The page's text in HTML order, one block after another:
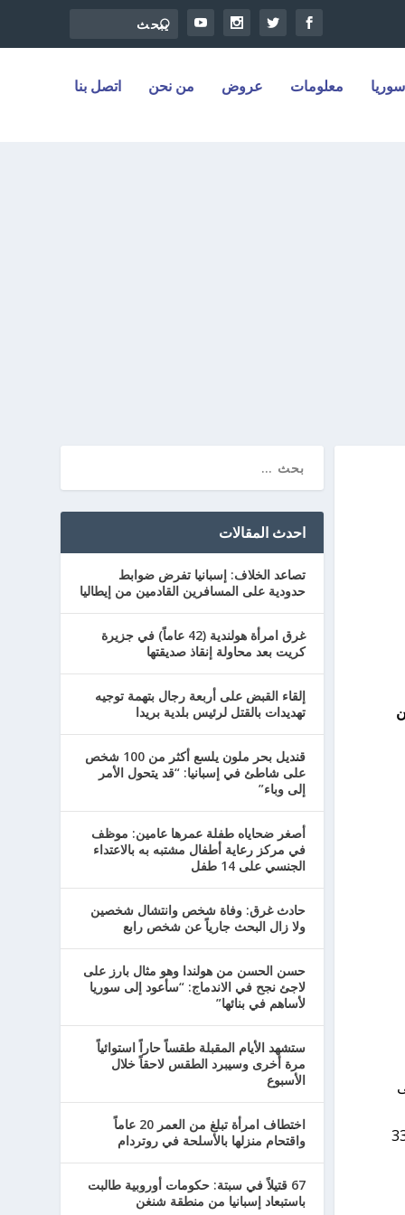
معلومات عروض من نحن اتصل بنا
ممتحن آخر، اجتاز 52 في المائة من المرشحات الاختبار من أول مرة، لكن 33
احدث المقالات
تصاعد الخلاف: إسبانيا تفرض ضوابط
حدودية على المسافرين القادمين من إيطاليا
غرق امرأة هولندية (42 عاماً) في جزيرة
كريت بعد محاولة إنقاذ صديقتها
إلقاء القبض على أربعة رجال بتهمة توجيه
تهديدات بالقتل لرئيس بلدية بريدا
قنديل بحر ملون يلسع أكثر من 100 شخص
على شاطئ في إسبانيا: “قد يتحول الأمر
إلى وباء”
أصغر ضحاياه طفلة عمرها عامين: موظف
في مركز رعاية أطفال مشتبه به بالاعتداء
الجنسي على 14 طفل
حادث غرق: وفاة شخص وانتشال شخصين
ولا زال البحث جارياً عن شخص رابع
حسن الحسن من هولندا وهو مثال بارز على
لاجئ نجح في الاندماج: “سأعود إلى سوريا
لأساهم في بنائها”
ستشهد الأيام المقبلة طقساً حاراً استوائياً
مرة أخرى وسيبرد الطقس لاحقاً خلال
الأسبوع
اختطاف امرأة تبلغ من العمر 20 عاماً
واقتحام منزلها بالأسلحة في روتردام
67 قتيلاً في سبتة: حكومات أوروبية طالبت
باستبعاد إسبانيا من منطقة شنغن